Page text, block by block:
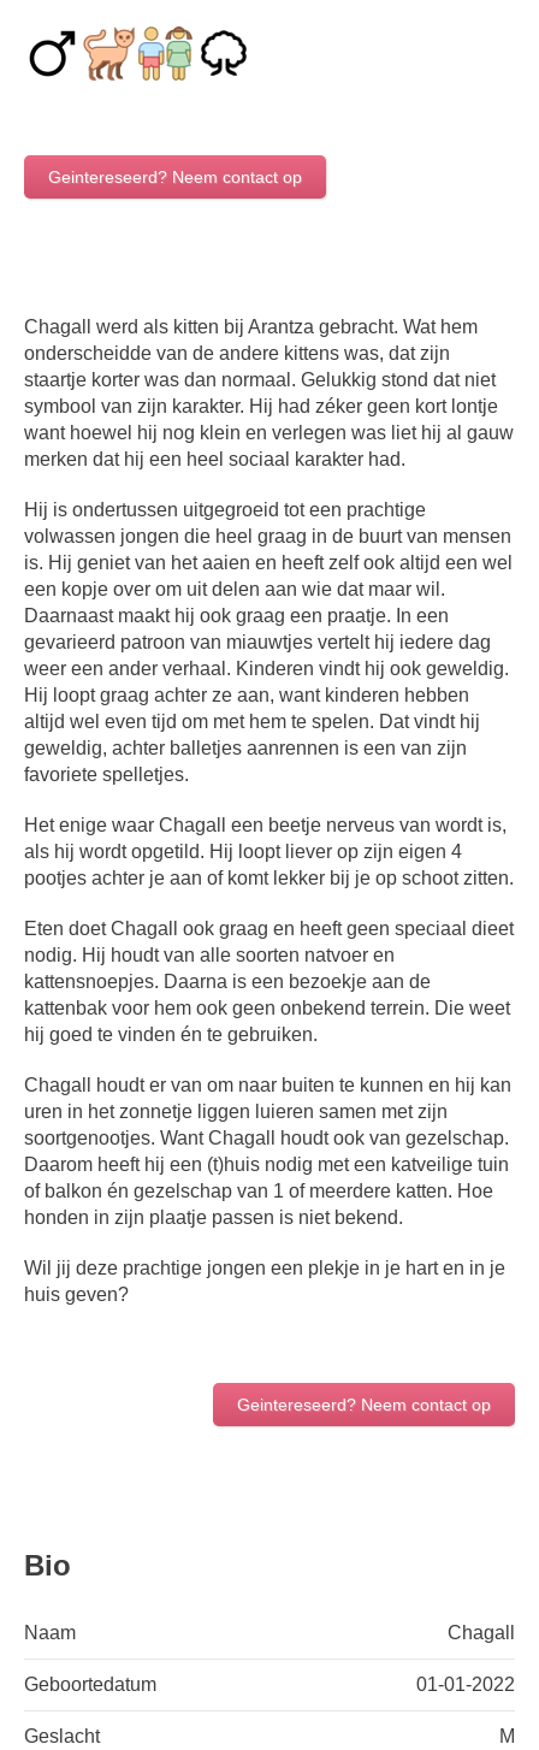
Geintereseerd? Neem contact op
Chagall werd als kitten bij Arantza gebracht. Wat hem
onderscheidde van de andere kittens was, dat zijn
staartje korter was dan normaal. Gelukkig stond dat niet
symbool van zijn karakter. Hij had zéker geen kort lontje
want hoewel hij nog klein en verlegen was liet hij al gauw
merken dat hij een heel sociaal karakter had.
Hij is ondertussen uitgegroeid tot een prachtige
volwassen jongen die heel graag in de buurt van mensen
is. Hij geniet van het aaien en heeft zelf ook altijd een wel
een kopje over om uit delen aan wie dat maar wil.
Daarnaast maakt hij ook graag een praatje. In een
gevarieerd patroon van miauwtjes vertelt hij iedere dag
weer een ander verhaal. Kinderen vindt hij ook geweldig.
Hij loopt graag achter ze aan, want kinderen hebben
altijd wel even tijd om met hem te spelen. Dat vindt hij
geweldig, achter balletjes aanrennen is een van zijn
favoriete spelletjes.
Het enige waar Chagall een beetje nerveus van wordt is,
als hij wordt opgetild. Hij loopt liever op zijn eigen 4
pootjes achter je aan of komt lekker bij je op schoot zitten.
Eten doet Chagall ook graag en heeft geen speciaal dieet
nodig. Hij houdt van alle soorten natvoer en
kattensnoepjes. Daarna is een bezoekje aan de
kattenbak voor hem ook geen onbekend terrein. Die weet
hij goed te vinden én te gebruiken.
Chagall houdt er van om naar buiten te kunnen en hij kan
uren in het zonnetje liggen luieren samen met zijn
soortgenootjes. Want Chagall houdt ook van gezelschap.
Daarom heeft hij een (t)huis nodig met een katveilige tuin
of balkon én gezelschap van 1 of meerdere katten. Hoe
honden in zijn plaatje passen is niet bekend.
Wil jij deze prachtige jongen een plekje in je hart en in je
huis geven?
Geintereseerd? Neem contact op
Bio
Naam Chagall
Geboortedatum 01-01-2022
Geslacht M